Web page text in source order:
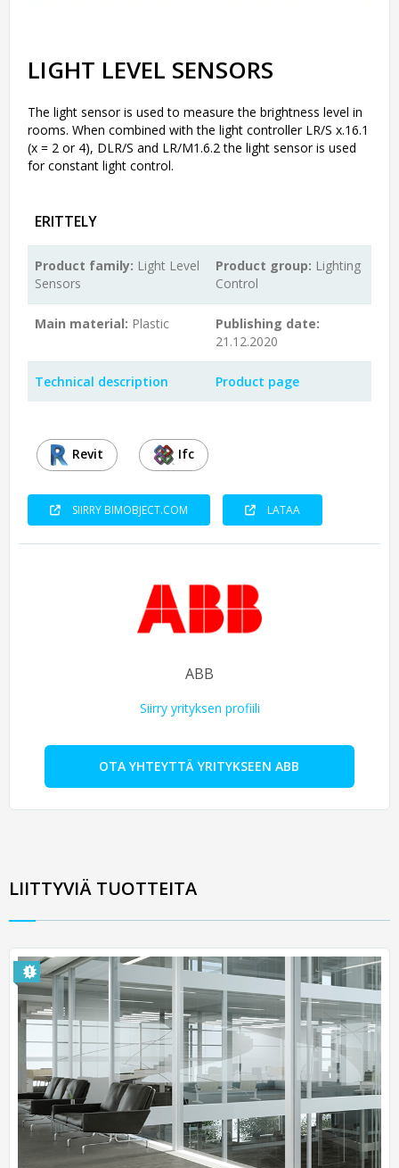
LIGHT LEVEL SENSORS
The light sensor is used to measure the brightness level in
rooms. When combined with the light controller LR/S x.16.1
(x = 2 or 4), DLR/S and LR/M1.6.2 the light sensor is used
for constant light control.
ERITTELY
Product family: Light Level
Sensors
Product group: Lighting
Control
Main material: Plastic
Publishing date:
21.12.2020
Technical description Product page
Revit Ifc
SIIRRY BIMOBJECT.COM LATAA
ABB
Siirry yrityksen profiili
OTA YHTEYTTÄ YRITYKSEEN ABB
LIITTYVIÄ TUOTTEITA